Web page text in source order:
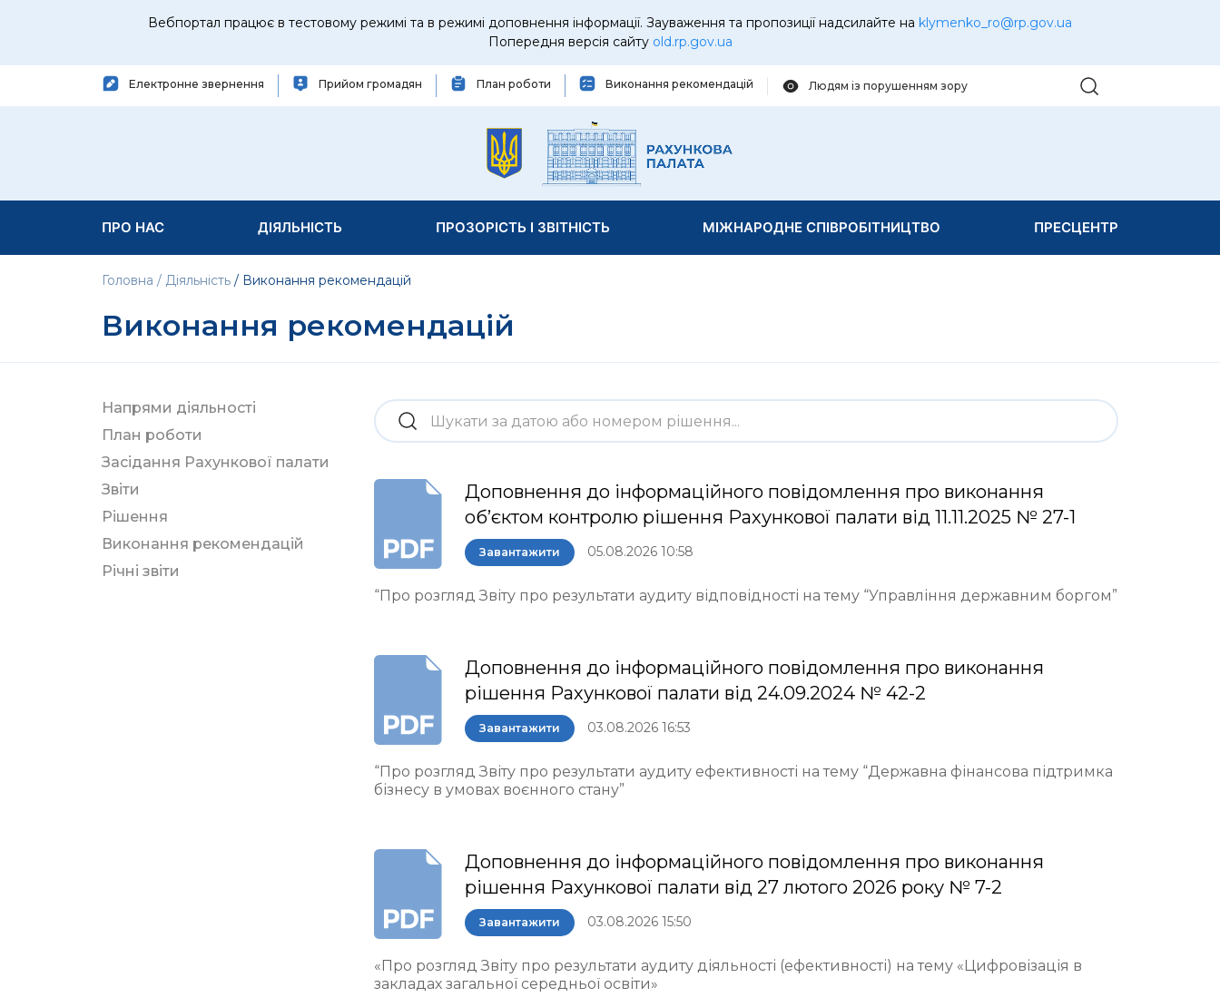
Вебпортал працює в тестовому режимі та в режимі доповнення інформації. Зауваження та пропозиції надсилайте на klymenko_ro@rp.gov.ua
Попередня версія сайту old.rp.gov.ua
Електронне звернення Прийом громадян План роботи Виконання рекомендацій Людям із порушенням зору
ПРО НАС ДІЯЛЬНІСТЬ ПРОЗОРІСТЬ І ЗВІТНІСТЬ МІЖНАРОДНЕ СПІВРОБІТНИЦТВО ПРЕСЦЕНТР
Головна Діяльність Виконання рекомендацій
Виконання рекомендацій
Напрями діяльності
План роботи
Засідання Рахункової палати
Звіти
Рішення
Виконання рекомендацій
Річні звіти
Доповнення до інформаційного повідомлення про виконання
об’єктом контролю рішення Рахункової палати від 11.11.2025 № 27-1
Завантажити 05.08.2026 10:58
“Про розгляд Звіту про результати аудиту відповідності на тему “Управління державним боргом”
Доповнення до інформаційного повідомлення про виконання
рішення Рахункової палати від 24.09.2024 № 42-2
Завантажити 03.08.2026 16:53
“Про розгляд Звіту про результати аудиту ефективності на тему “Державна фінансова підтримка
бізнесу в умовах воєнного стану”
Доповнення до інформаційного повідомлення про виконання
рішення Рахункової палати від 27 лютого 2026 року № 7-2
Завантажити 03.08.2026 15:50
«Про розгляд Звіту про результати аудиту діяльності (ефективності) на тему «Цифровізація в
закладах загальної середньої освіти»